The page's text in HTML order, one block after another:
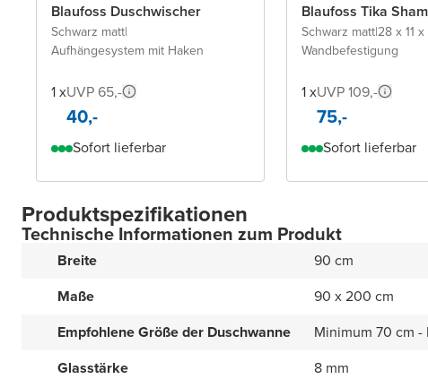
Blaufoss Duschwischer
Schwarz matt|
Aufhängesystem mit Haken
1 xUVP 65,-
40,-
Sofort lieferbar
Blaufoss Tika
Schwarz matt|28 x 11
Wandbefestigung
1 xUVP 109,-
75,-
Sofort lieferbar
Produktspezifikationen
Technische Informationen zum Produkt
Breite
90 cm
Maße
90 x 200 cm
Empfohlene Größe der Duschwanne
Minimum 70 cm -
Glasstärke
8 mm